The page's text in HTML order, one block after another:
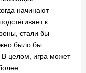
начинают
к
стали бы
было бы
В целом, игра может